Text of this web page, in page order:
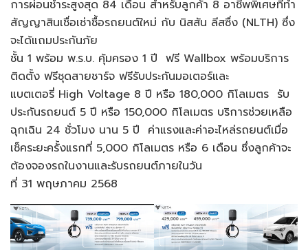
การผ่อนชำระสูงสุด 84 เดือน สำหรับลูกค้า 8 อาชีพพิเศษที่ทำ
สัญญาสินเชื่อเช่าซื้อรถยนต์ใหม่ กับ นิสสัน ลีสซื่ง (NLTH) ซึ่ง
จะได้แถมประกันภัย
ชั้น 1 พร้อม พ.ร.บ. คุ้มครอง 1 ปี ฟรี Wallbox พร้อมบริการ
ติดตั้ง ฟรีชุดสายชาร์จ ฟรีรับประกันมอเตอร์และ
แบตเตอรี่ High Voltage 8 ปี หรือ 180,000 กิโลเมตร รับ
ประกันรถยนต์ 5 ปี หรือ 150,000 กิโลเมตร บริการช่วยเหลือ
ฉุกเฉิน 24 ชั่วโมง นาน 5 ปี ค่าแรงและค่าอะไหล่รถยนต์เมื่อ
เช็คระยะครั้งแรกที่ 5,000 กิโลเมตร หรือ 6 เดือน ซึ่งลูกค้าจะ
ต้องจองรถในงานและรับรถยนต์ภายในวัน
ที่ 31 พฤษภาคม 2568